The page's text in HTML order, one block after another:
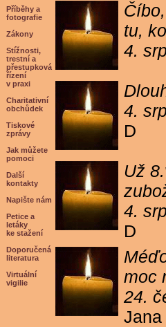
Příběhy a
fotografie
Zákony
Stížnosti,
trestní a
přestupková
řízení
v praxi
Charitativní
obchůdek
Tiskové
zprávy
Jak můžete
pomoci
Další
kontakty
Napište nám
Petice a
letáky
ke stažení
Doporučená
literatura
Virtuální
vigilie
tu,
4.
4.
D
Už
4.
D
moc
24.
Jana